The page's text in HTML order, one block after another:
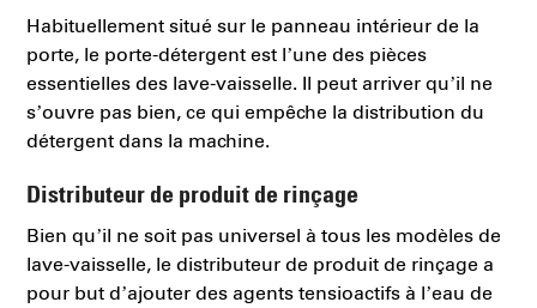
Habituellement situé sur le panneau intérieur de la
porte, le porte-détergent est l’une des pièces
essentielles des lave-vaisselle. Il peut arriver qu’il ne
s’ouvre pas bien, ce qui empêche la distribution du
détergent dans la machine.
Distributeur de produit de rinçage
Bien qu’il ne soit pas universel à tous les modèles de
lave-vaisselle, le distributeur de produit de rinçage a
pour but d’ajouter des agents tensioactifs à l’eau de